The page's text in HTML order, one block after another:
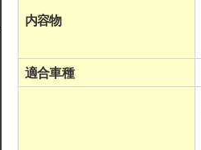
内容物
適合車種